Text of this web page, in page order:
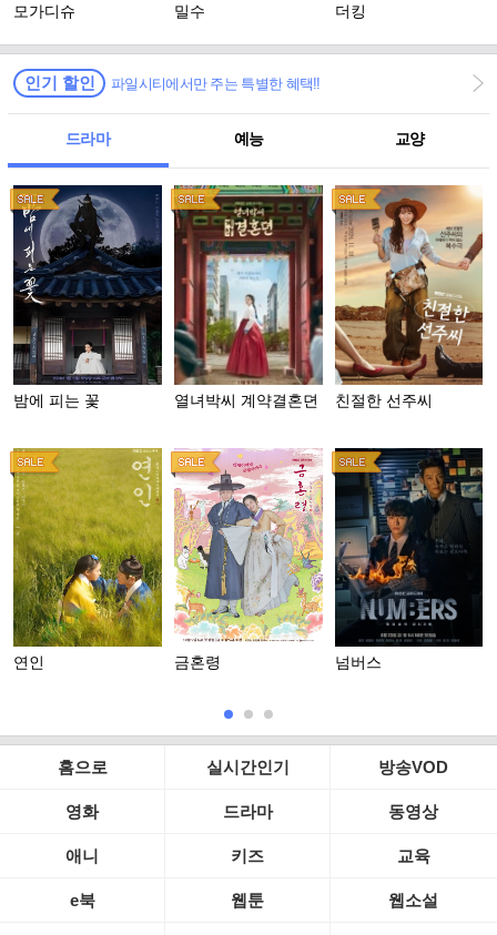
모가디슈 밀수 더킹
인기 할인 파일시티에서만 주는 특별한 혜택!!
드라마 예능 교양
밤에 피는 꽃 열녀박씨 계약결혼뎐 친절한 선주씨
연인 금혼령 넘버스
홈으로 실시간인기 방송VOD
영화 드라마 동영상
애니 키즈 교육
e북 웹툰 웹소설